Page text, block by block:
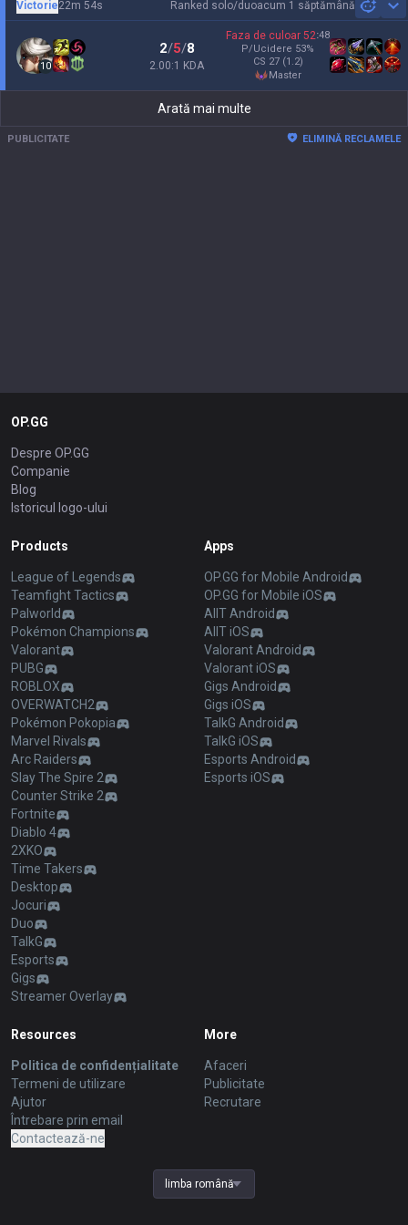
Ranked solo/duoacum 1 săptămână
Victorie22m 54s
10
2/5/8
2.00:1 KDA
Faza de culoar 52:48
P/Ucidere 53%
CS 27 (1.2)
master
Arată mai multe
PUBLICITATE ELIMINĂ RECLAMELE
OP.GG
Despre OP.GG
Companie
Blog
Istoricul logo-ului
Products
League of Legends
Teamfight Tactics
Palworld
Pokémon Champions
Valorant
PUBG
ROBLOX
OVERWATCH2
Pokémon Pokopia
Marvel Rivals
Arc Raiders
Slay The Spire 2
Counter Strike 2
Fortnite
Diablo 4
2XKO
Time Takers
Desktop
Jocuri
Duo
TalkG
Esports
Gigs
Streamer Overlay
Apps
OP.GG for Mobile Android
OP.GG for Mobile iOS
AllT Android
AllT iOS
Valorant Android
Valorant iOS
Gigs Android
Gigs iOS
TalkG Android
TalkG iOS
Esports Android
Esports iOS
Resources
Politica de confidențialitate
Termeni de utilizare
Ajutor
Întrebare prin email
Contactează-ne
More
Afaceri
Publicitate
Recrutare
limba română